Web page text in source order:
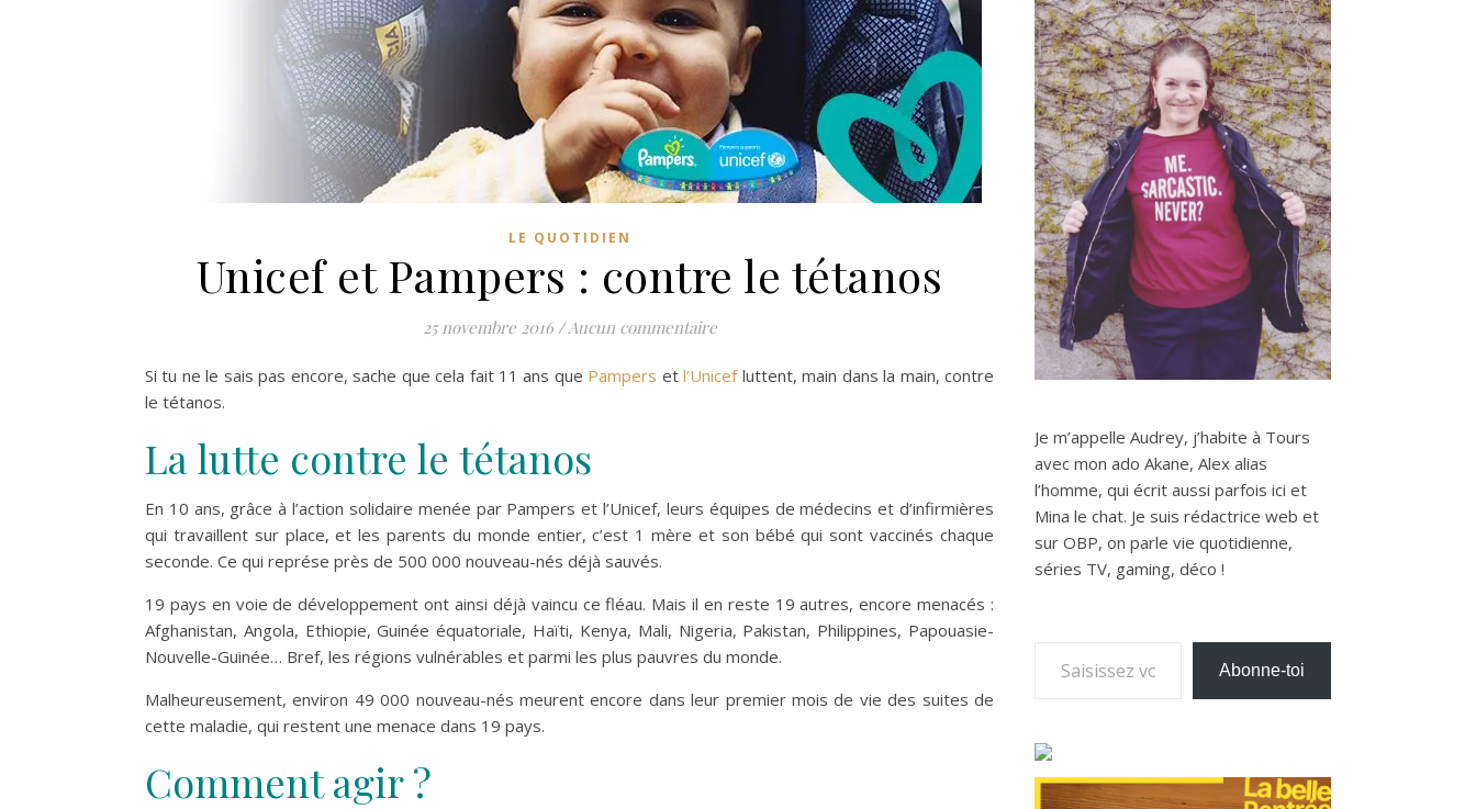
LE QUOTIDIEN
Unicef et Pampers : contre le tétanos
25 novembre 2016 /Aucun commentaire
Si tu ne le sais pas encore, sache que cela fait 11 ans que Pampers etl’Unicefluttent, main dans la main, contre
le tétanos.
La lutte contre le tétanos
En 10 ans, grâce à l’action solidaire menée par Pampers et l’Unicef, leurs équipes de médecins et d’infirmières
qui travaillent sur place, et les parents du monde entier, c’est 1 mère et son bébé qui sont vaccinés chaque
seconde. Ce qui représe près de 500 000 nouveau-nés déjà sauvés.
19 pays en voie de développement ont ainsi déjà vaincu ce fléau. Mais il en reste 19 autres, encore menacés :
Afghanistan, Angola, Ethiopie, Guinée équatoriale, Haïti, Kenya, Mali, Nigeria, Pakistan, Philippines, Papouasie-
Nouvelle-Guinée… Bref, les régions vulnérables et parmi les plus pauvres du monde.
Malheureusement, environ 49 000 nouveau-nés meurent encore dans leur premier mois de vie des suites de
cette maladie, qui restent une menace dans 19 pays.
Comment agir ?
Je m’appelle Audrey, j’habite à Tours
avec mon ado Akane, Alex alias
l’homme, qui écrit aussi parfois ici et
Mina le chat. Je suis rédactrice web et
sur OBP, on parle vie quotidienne,
séries TV, gaming, déco !
Saisissez votre adresse e-mail…
Abonne-toi